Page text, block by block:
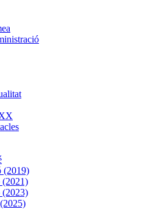
(2019)
(2021)
(2023)